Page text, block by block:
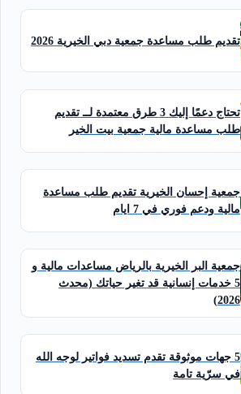
تقديم طلب مساعدة جمعية دبي الخيرية 2026
تحتاج دعمًا إليك 3 طرق معتمدة لــ تقديم
طلب مساعدة مالية جمعية بيت الخير
جمعية إحسان الخيرية تقديم طلب مساعدة
مالية ودعم فوري في 7 ايام
جمعية البر الخيرية بالرياض مساعدات مالية و
5 خدمات إنسانية قد تغير حياتك (محدث
2026)
5 جهات موثوقة تقدم تسديد فواتير لوجه الله
في سرّية تامة